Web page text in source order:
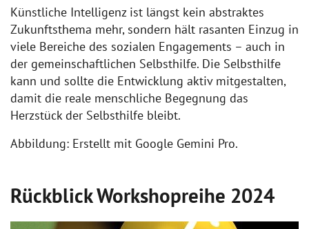
Künstliche Intelligenz ist längst kein abstraktes
Zukunftsthema mehr, sondern hält rasanten Einzug in
viele Bereiche des sozialen Engagements – auch in
der gemeinschaftlichen Selbsthilfe. Die Selbsthilfe
kann und sollte die Entwicklung aktiv mitgestalten,
damit die reale menschliche Begegnung das
Herzstück der Selbsthilfe bleibt.
Abbildung: Erstellt mit Google Gemini Pro.
Rückblick Workshopreihe 2024